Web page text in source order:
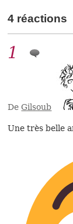
4 réactions
1
DeGilsoub
Une très belle